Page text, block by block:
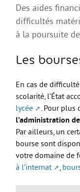
AGIR
Agir au
Créer mon
Créer mon
EMPLOI
Préparer sa
Chercher un job
Qui peut
Les offres
Des aides
difficultés
à la poursuite
Les
En cas de
scolarité, l’État
lycée
. Pour plus
l’administration
Par ailleurs, un
bourse sont
votre domaine de
à l’internat